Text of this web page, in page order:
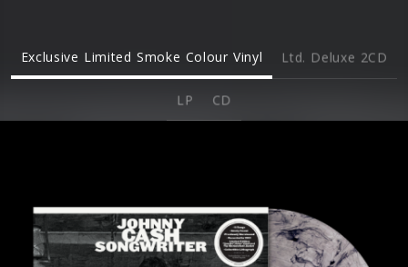
Exclusive Limited Smoke Colour Vinyl Ltd. Deluxe 2CD
LP CD